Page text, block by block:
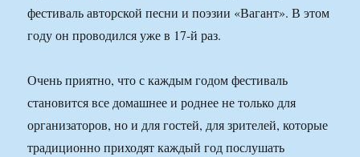
фестиваль авторской песни и поэзии «Вагант». В этом
году он проводился уже в 17-й раз.
Очень приятно, что с каждым годом фестиваль
становится все домашнее и роднее не только для
организаторов, но и для гостей, для зрителей, которые
традиционно приходят каждый год послушать